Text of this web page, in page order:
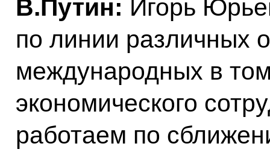
В.Путин: Игорь
по линии различных
международных в
экономического
работаем по